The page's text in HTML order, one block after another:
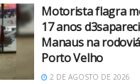
Motorista flagra
17 anos
Manaus na
Porto Velho
2 DE AGOSTO DE 2026